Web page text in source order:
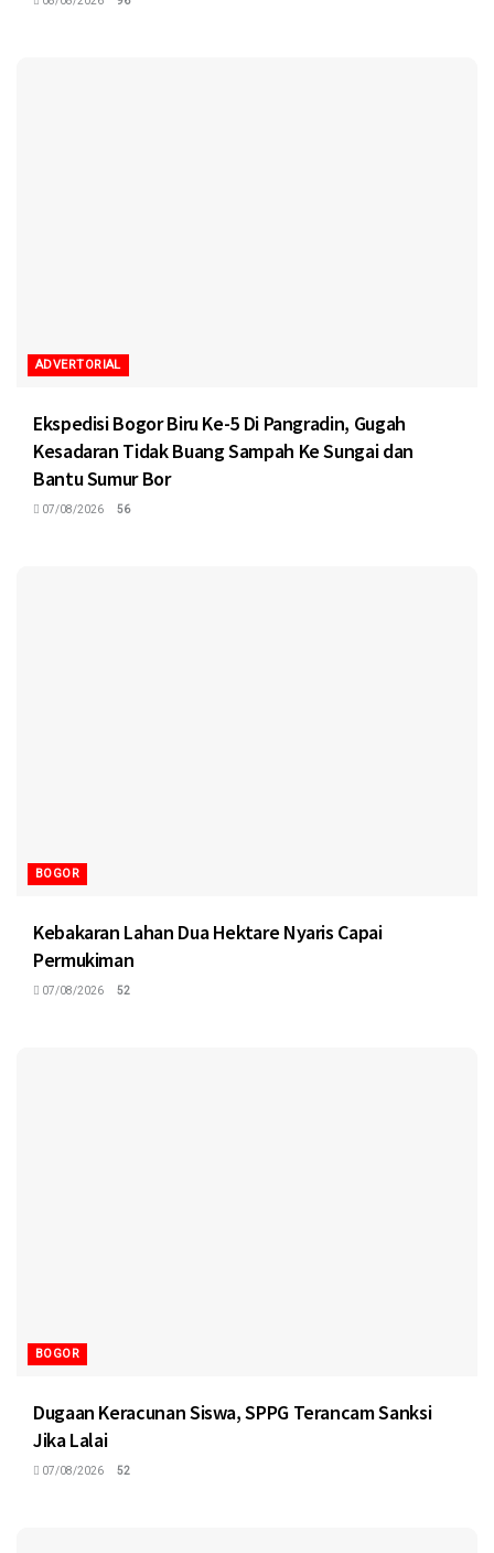
ADVERTORIAL
Ekspedisi Bogor Biru Ke-5 Di Pangradin, Gugah
Kesadaran Tidak Buang Sampah Ke Sungai dan
Bantu Sumur Bor
07/08/2026 56
BOGOR
Kebakaran Lahan Dua Hektare Nyaris Capai
Permukiman
07/08/2026 52
BOGOR
Dugaan Keracunan Siswa, SPPG Terancam Sanksi
Jika Lalai
07/08/2026 52